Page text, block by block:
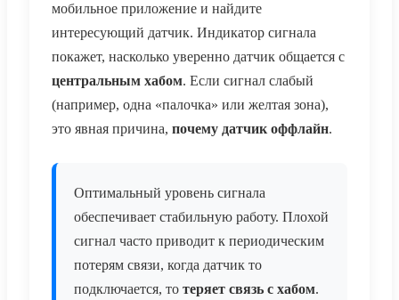
мобильное приложение и найдите
интересующий датчик. Индикатор сигнала
покажет, насколько уверенно датчик общается с
центральным хабом. Если сигнал слабый
(например, одна «палочка» или желтая зона),
это явная причина, почему датчик оффлайн.
Оптимальный уровень сигнала
обеспечивает стабильную работу. Плохой
сигнал часто приводит к периодическим
потерям связи, когда датчик то
подключается, то теряет связь с хабом.